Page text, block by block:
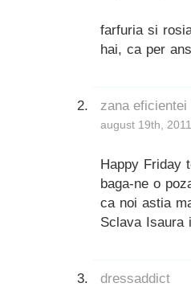
farfuria si
hai, ca per
zana eficientei
august 19th,
Happy Friday
baga-ne o
ca noi astia
Sclava Isaura
dressaddict